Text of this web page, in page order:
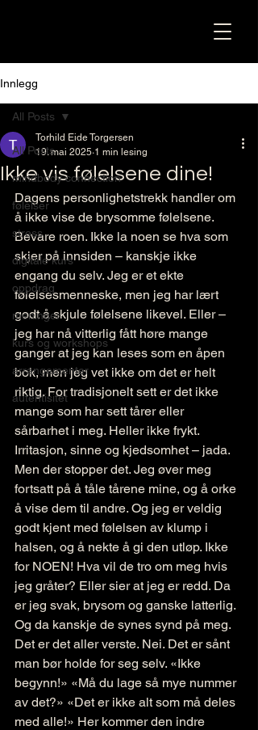
Innlegg
All Posts
mindbody connection
følelser
stress
digitale kurs
oppdrag
meninger
kurs og workshops
arrangementer
autentisitet
All Posts
Ikke vis følelsene dine!
Torhild Eide Torgersen
19. mai 2025 1 min lesing
Dagens personlighetstrekk handler om
å ikke vise de brysomme følelsene.
Bevare roen. Ikke la noen se hva som
skjer på innsiden – kanskje ikke
engang du selv. Jeg er et ekte
følelsesmenneske, men jeg har lært
godt å skjule følelsene likevel. Eller –
jeg har nå vitterlig fått høre mange
ganger at jeg kan leses som en åpen
bok, men jeg vet ikke om det er helt
riktig. For tradisjonelt sett er det ikke
mange som har sett tårer eller
sårbarhet i meg. Heller ikke frykt.
Irritasjon, sinne og kjedsomhet – jada.
Men der stopper det. Jeg øver meg
fortsatt på å tåle tårene mine, og å orke
å vise dem til andre. Og jeg er veldig
godt kjent med følelsen av klump i
halsen, og å nekte å gi den utløp. Ikke
for NOEN! Hva vil de tro om meg hvis
jeg gråter? Eller sier at jeg er redd. Da
er jeg svak, brysom og ganske latterlig.
Og da kanskje de synes synd på meg.
Det er det aller verste. Nei. Det er sånt
man bør holde for seg selv. «Ikke
begynn!» «Må du lage så mye nummer
av det?» «Det er ikke alt som må deles
med alle!» Her kommer den indre